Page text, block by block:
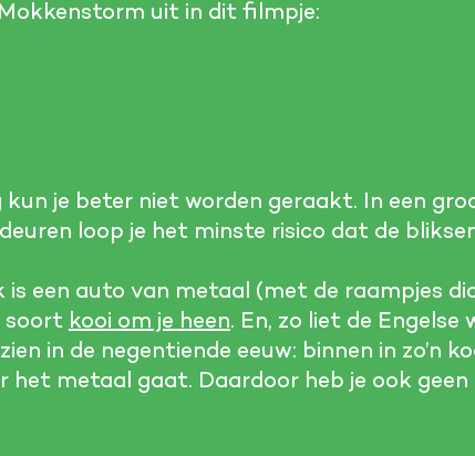
uit in dit filmpje:
kun je beter niet worden geraakt. In een
loop je het minste risico dat de
is een auto van metaal (met de raampjes
soort kooi om je heen. En, zo liet de Engelse
in de negentiende eeuw: binnen in zo’n
het metaal gaat. Daardoor heb je ook